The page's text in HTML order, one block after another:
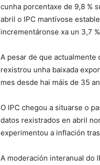
cunha porcentaxe de 9,8 %
abril o IPC mantívose
incrementáronse xa un 3,7
A pesar de que actualmente
rexistrou unha baixada
mes desde hai máis de 35
O IPC chegou a situarse o
datos rexistrados en abril
experimentou a inflación
A moderación interanual do